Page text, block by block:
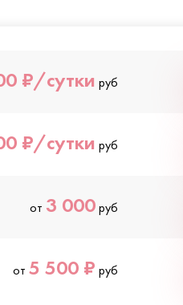
₽/сутки руб
₽/сутки руб
от 3 000руб
от 5 500 ₽ руб